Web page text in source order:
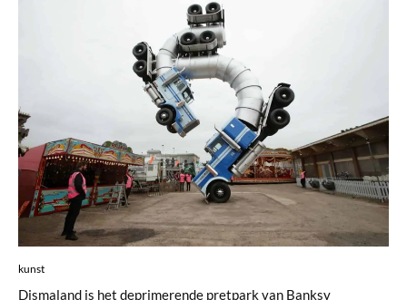
kunst
Dismaland is het deprimerende pretpark van Banksy